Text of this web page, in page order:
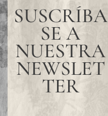
SUSCRÍBA
SE A
NUESTRA
NEWSLET
TER